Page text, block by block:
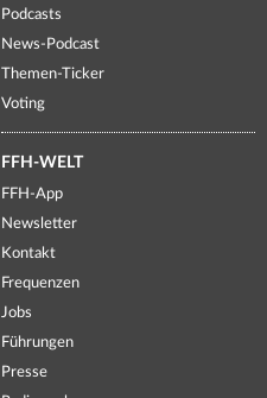
Podcasts
News-Podcast
Themen-Ticker
Voting
FFH-WELT
FFH-App
Newsletter
Kontakt
Frequenzen
Jobs
Führungen
Presse